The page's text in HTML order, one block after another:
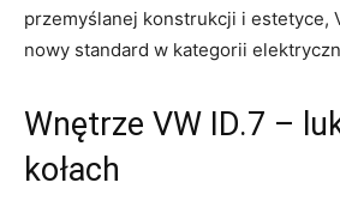
przemyślanej konstrukcji i estetyce,
nowy standard w kategorii
Wnętrze VW ID.7 –
kołach